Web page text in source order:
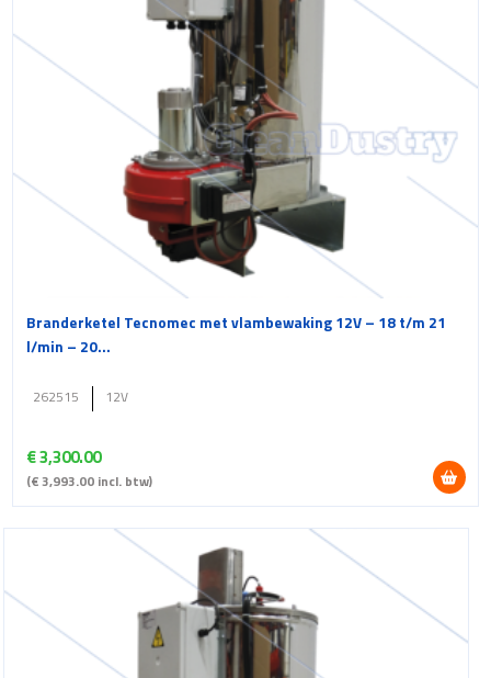
Branderketel Tecnomec met vlambewaking 12V – 18 t/m 21
l/min – 20...
€3,300.00
(€3,993.00incl. btw)
262515 12V